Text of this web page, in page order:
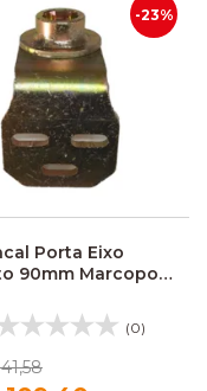
-23%
Porta Eixo
90mm Marcopolo
(0)